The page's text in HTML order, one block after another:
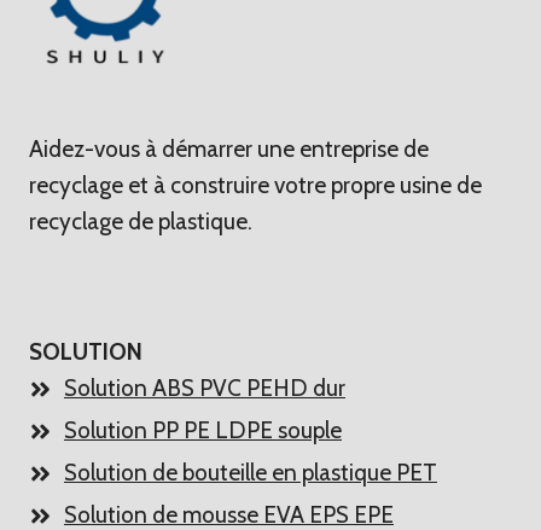
Aidez-vous à démarrer une entreprise de
recyclage et à construire votre propre usine de
recyclage de plastique.
SOLUTION
Solution ABS PVC PEHD dur
Solution PP PE LDPE souple
Solution de bouteille en plastique PET
Solution de mousse EVA EPS EPE